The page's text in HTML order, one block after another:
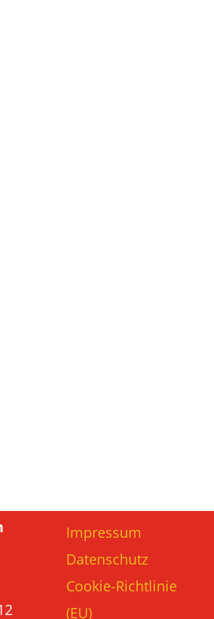
Impressum
Datenschutz
Cookie-Richtlinie
(EU)